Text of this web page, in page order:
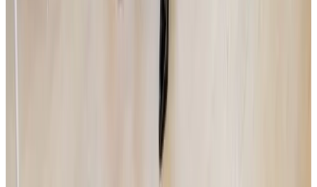
JSK Investments SICAV a.s. Invests in Deep-Tech
Startup Lightly: Technology for Detecting and
Analyzing Hazardous Substances
Investment group JSK Investments has invested in Czech deep-tech
startup Lightly Technologies, founded by Monika Štěpánová and
Lukáš Nejdl. The Brno-based team is developing a unique technology
that enables law enforcement and other security agencies to identify
the origin of hazardous substances directly in the field and connect
related cases across regions and continents. Lightly will use the
investment primarily to accelerate product development and